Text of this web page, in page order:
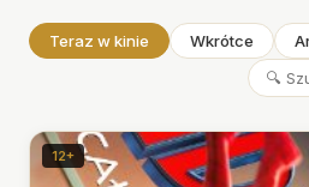
Teraz w kinie Wkrótce
12+